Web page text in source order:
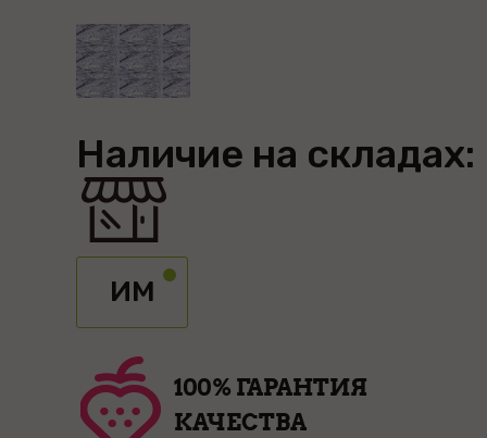
Наличие на складах:
ИМ
100% ГАРАНТИЯ
КАЧЕСТВА